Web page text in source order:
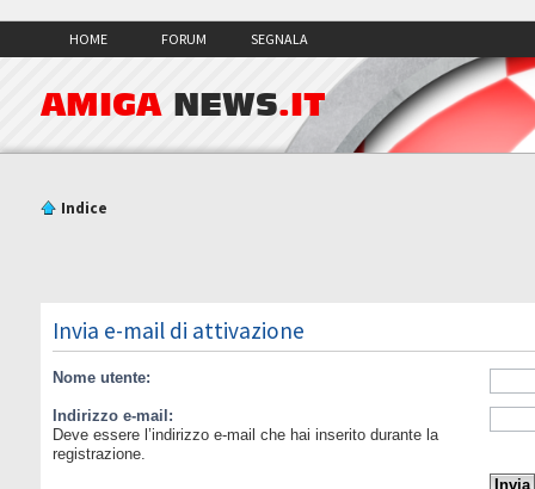
HOME FORUM SEGNALA
AMIGA NEWS.IT
Indice
Invia e-mail di attivazione
Nome utente:
Indirizzo e-mail:
Deve essere l’indirizzo e-mail che hai inserito durante la
registrazione.